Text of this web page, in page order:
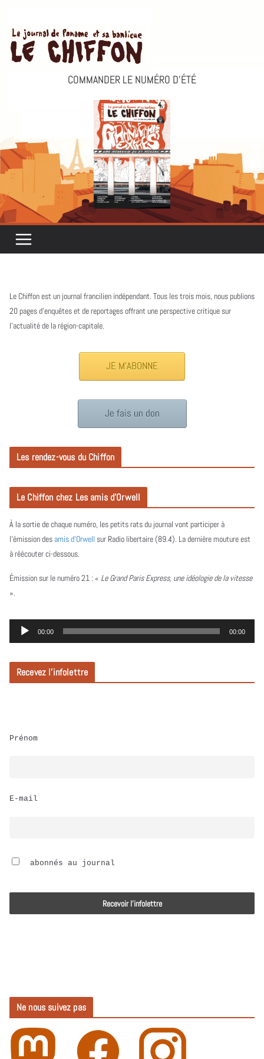
contenu
COMMANDER LE NUMÉRO D’ÉTÉ
Le Chiffon est un journal francilien indépendant. Tous les trois mois, nous publions
20 pages d’enquêtes et de reportages offrant une perspective critique sur
l’actualité de la région-capitale.
JE M'ABONNE
Je fais un don
Les rendez-vous du Chiffon
Le Chiffon chez Les amis d’Orwell
À la sortie de chaque numéro, les petits rats du journal vont participer à
l’émission des amis d’Orwell sur Radio libertaire (89.4). La dernière mouture est
à réécouter ci-dessous.
Émission sur le numéro 21 : « Le Grand Paris Express, une idéologie de la vitesse
».
e
c
t
r
i
00:00 00:00
Recevez l’infolettre
Prénom
E-mail
abonnés au journal
Ne nous suivez pas